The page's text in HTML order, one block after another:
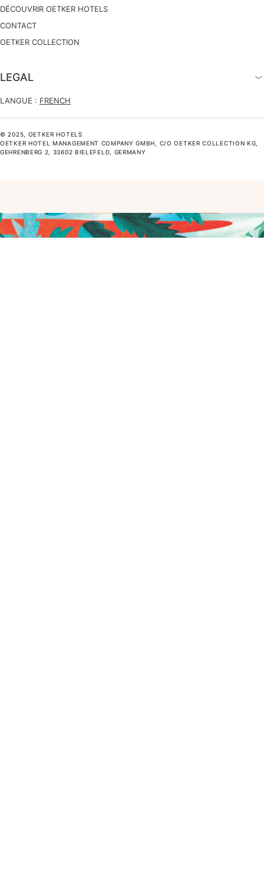
DÉCOUVRIR OETKER HOTELS
CONTACT
OETKER COLLECTION
LEGAL
LANGUE : FRENCH
© 2025, OETKER HOTELS
OETKER HOTEL MANAGEMENT COMPANY GMBH, C/O OETKER COLLECTION KG,
GEHRENBERG 2, 33602 BIELEFELD, GERMANY